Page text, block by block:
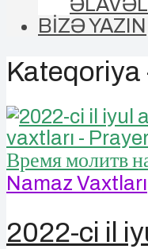
BİZƏ YAZIN
Kateqoriya
Namaz Vaxtları
2022-ci il